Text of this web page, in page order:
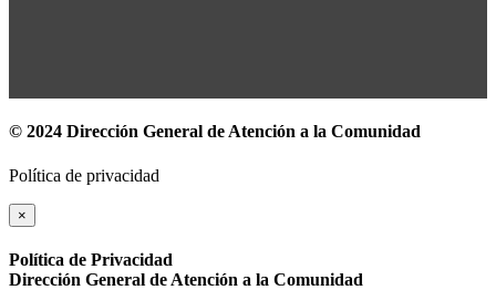
© 2024 Dirección General de Atención a la Comunidad
Política de privacidad
×
Política de Privacidad
Dirección General de Atención a la Comunidad